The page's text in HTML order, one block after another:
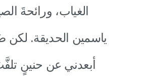
الغياب، ورائحةَ
ياسمين الحديقة. لكن
أبعدني عن حنينٍ